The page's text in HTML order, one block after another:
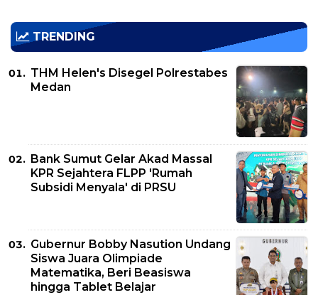
TRENDING
THM Helen's Disegel Polrestabes
Medan
Bank Sumut Gelar Akad Massal
KPR Sejahtera FLPP 'Rumah
Subsidi Menyala' di PRSU
Gubernur Bobby Nasution Undang
Siswa Juara Olimpiade
Matematika, Beri Beasiswa
hingga Tablet Belajar